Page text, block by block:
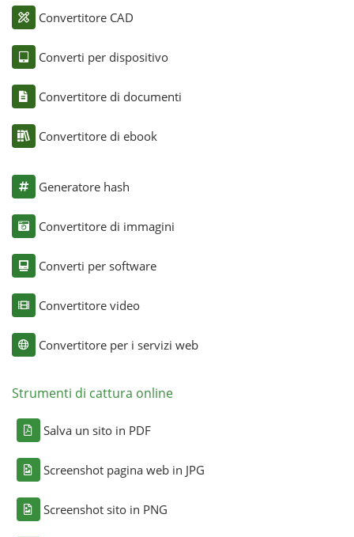
Convertitore CAD
Converti per dispositivo
Convertitore di documenti
Convertitore di ebook
Generatore hash
Convertitore di immagini
Converti per software
Convertitore video
Convertitore per i servizi web
Strumenti di cattura online
Salva un sito in PDF
Screenshot pagina web in JPG
Screenshot sito in PNG